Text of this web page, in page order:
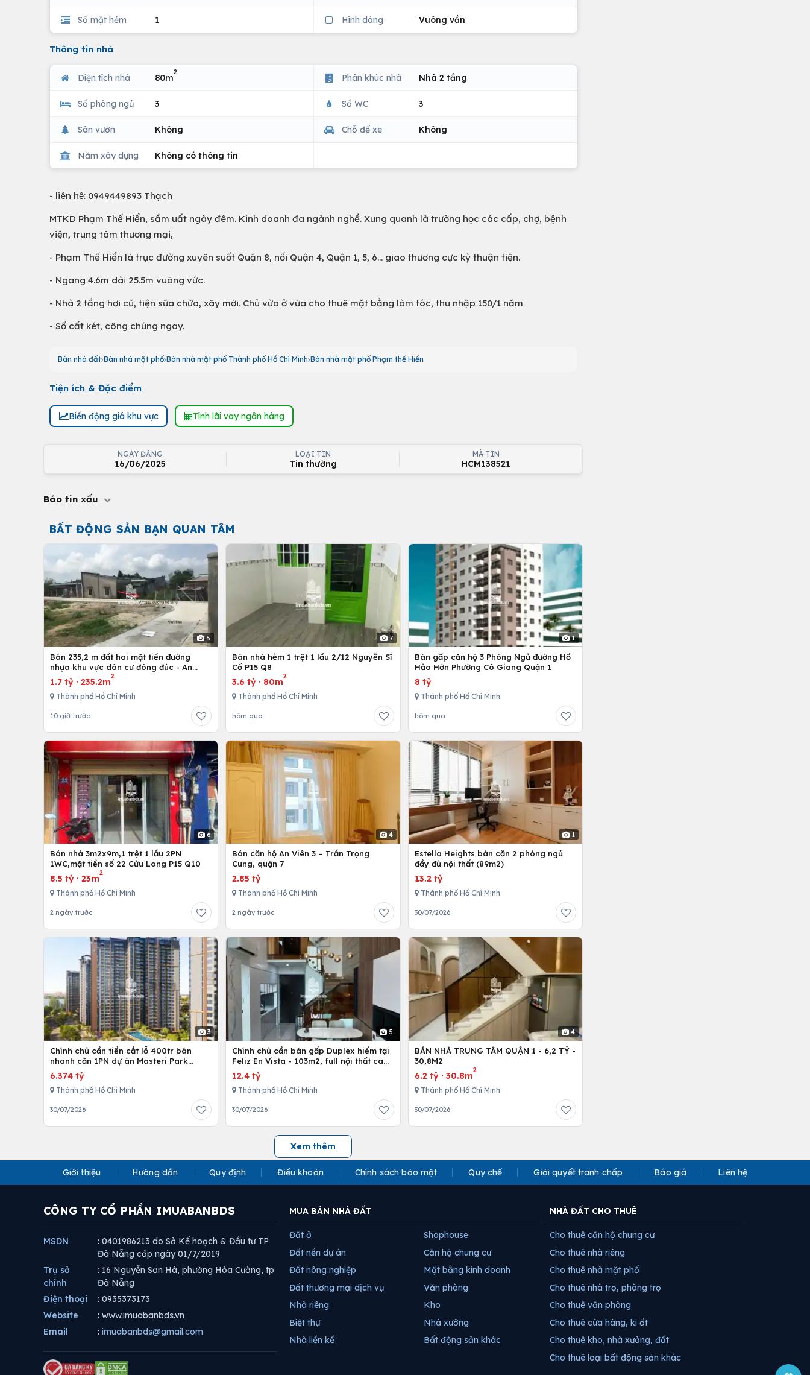
Số mặt hẻm 1 Hình dáng Vuông vắn
Thông tin nhà
Diện tích nhà 80m
2
Phân khúc nhà Nhà 2 tầng
Số phòng ngủ 3 Số WC 3
Sân vườn Không Chỗ để xe Không
Năm xây dựng Không có thông tin
- liên hệ: 0949449893 Thạch
MTKD Phạm Thế Hiển, sầm uất ngày đêm. Kinh doanh đa ngành nghề. Xung quanh là trường học các cấp, chợ, bệnh
viện, trung tâm thương mại,
- Phạm Thế Hiển là trục đường xuyên suốt Quận 8, nối Quận 4, Quận 1, 5, 6... giao thương cực kỳ thuận tiện.
- Ngang 4.6m dài 25.5m vuông vức.
- Nhà 2 tầng hơi cũ, tiện sữa chữa, xây mới. Chủ vừa ở vừa cho thuê mặt bằng làm tóc, thu nhập 150/1 năm
- Sổ cất két, công chứng ngay.
Bán nhà đất Bán nhà mặt phố Bán nhà mặt phố Thành phố Hồ Chí Minh Bán nhà mặt phố Phạm thế Hiền
Tiện ích & Đặc điểm
Biến động giá khu vực Tính lãi vay ngân hàng
NGÀY ĐĂNG
16/06/2025
LOẠI TIN
Tin thường
MÃ TIN
HCM138521
Báo tin xấu
BẤT ĐỘNG SẢN BẠN QUAN TÂM
5
Bán 235,2 m đất hai mặt tiền đường
nhựa khu vực dân cư đông đúc - An
nhứt-Long Điền - Bà Rịa
1.7 tỷ · 235.2m
2
Thành phố Hồ Chí Minh
10 giờ trước
7
Bán nhà hẻm 1 trệt 1 lầu 2/12 Nguyễn Sĩ
Cố P15 Q8
3.6 tỷ · 80m
2
Thành phố Hồ Chí Minh
hôm qua
1
Bán gấp căn hộ 3 Phòng Ngủ đường Hồ
Hảo Hớn Phường Cô Giang Quận 1
8 tỷ
Thành phố Hồ Chí Minh
hôm qua
6
Bán nhà 3m2x9m,1 trệt 1 lầu 2PN
1WC,mặt tiền số 22 Cửu Long P15 Q10
8.5 tỷ · 23m
2
Thành phố Hồ Chí Minh
2 ngày trước
4
Bán căn hộ An Viên 3 – Trần Trọng
Cung, quận 7
2.85 tỷ
Thành phố Hồ Chí Minh
2 ngày trước
1
Estella Heights bán căn 2 phòng ngủ
đầy đủ nội thất (89m2)
13.2 tỷ
Thành phố Hồ Chí Minh
30/07/2026
3
Chính chủ cần tiền cắt lỗ 400tr bán
nhanh căn 1PN dự án Masteri Park
Place
6.374 tỷ
Thành phố Hồ Chí Minh
30/07/2026
5
Chính chủ cần bán gấp Duplex hiếm tại
Feliz En Vista - 103m2, full nội thất cao
cấp
12.4 tỷ
Thành phố Hồ Chí Minh
30/07/2026
4
BÁN NHÀ TRUNG TÂM QUẬN 1 - 6,2 TỶ -
30,8M2
6.2 tỷ· 30.8m
2
Thành phố Hồ Chí Minh
30/07/2026
Xem thêm
Giới thiệu Hướng dẫn Quy định Điều khoản Chính sách bảo mật Quy chế Giải quyết tranh chấp Báo giá Liên hệ
CÔNG TY CỔ PHẦN IMUABANBDS
MSDN
: 0401986213 do Sở Kế hoạch & Đầu tư TP
Đà Nẵng cấp ngày 01/7/2019
Trụ sở
chính
: 16 Nguyễn Sơn Hà, phường Hòa Cường, tp
Đà Nẵng
Điện thoại
: 0935373173
Website
: www.imuabanbds.vn
Email
: imuabanbds@gmail.com
MUA BÁN NHÀ ĐẤT
Đất ở
Đất nền dự án
Đất nông nghiệp
Đất thương mại dịch vụ
Nhà riêng
Biệt thự
Nhà liền kề
Shophouse
Căn hộ chung cư
Mặt bằng kinh doanh
Văn phòng
Kho
Nhà xưởng
Bất động sản khác
NHÀ ĐẤT CHO THUÊ
Cho thuê căn hộ chung cư
Cho thuê nhà riêng
Cho thuê nhà mặt phố
Cho thuê nhà trọ, phòng trọ
Cho thuê văn phòng
Cho thuê cửa hàng, ki ốt
Cho thuê kho, nhà xưởng, đất
Cho thuê loại bất động sản khác